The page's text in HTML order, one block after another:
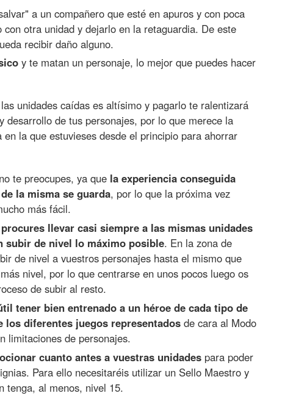
a un compañero que esté en apuros y con poca
otra unidad y dejarlo en la retaguardia. De este
recibir daño alguno.
y te matan un personaje, lo mejor que puedes hacer
unidades caídas es altísimo y pagarlo te ralentizará
desarrollo de tus personajes, por lo que merece la
en la que estuvieses desde el principio para ahorrar
te preocupes, ya que la experiencia conseguida
la misma se guarda, por lo que la próxima vez
más fácil.
llevar casi siempre a las mismas unidades
subir de nivel lo máximo posible. En la zona de
de nivel a vuestros personajes hasta el mismo que
nivel, por lo que centrarse en unos pocos luego os
de subir al resto.
tener bien entrenado a un héroe de cada tipo de
los diferentes juegos representados de cara al Modo
limitaciones de personajes.
cuanto antes a vuestras unidades para poder
Para ello necesitaréis utilizar un Sello Maestro y
tenga, al menos, nivel 15.